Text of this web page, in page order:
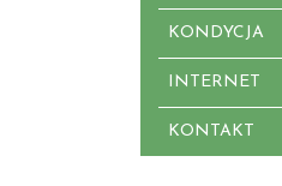
KONDYCJA
INTERNET
KONTAKT